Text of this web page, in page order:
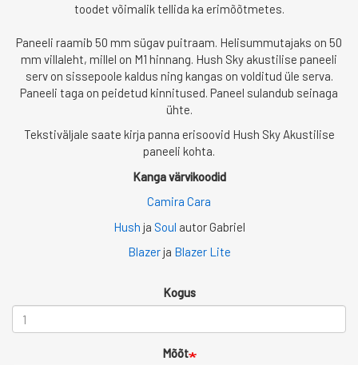
toodet võimalik tellida ka erimõõtmetes.
Paneeli raamib 50 mm sügav puitraam. Helisummutajaks on 50
mm villaleht, millel on M1 hinnang. Hush Sky akustilise paneeli
serv on sissepoole kaldus ning kangas on volditud üle serva.
Paneeli taga on peidetud kinnitused. Paneel sulandub seinaga
ühte.
Tekstiväljale saate kirja panna erisoovid Hush Sky Akustilise
paneeli kohta.
Kanga värvikoodid
Camira Cara
Hush ja Soul autor Gabriel
Blazerja Blazer Lite
Kogus
Mõõt